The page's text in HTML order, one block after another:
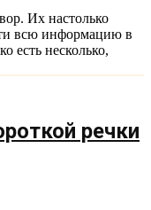
Их настолько
всю информацию в
есть несколько,
речки